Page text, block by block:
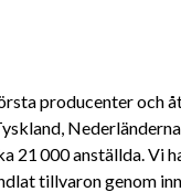
producenter och
21 000 anställda. Vi
tillvaron genom